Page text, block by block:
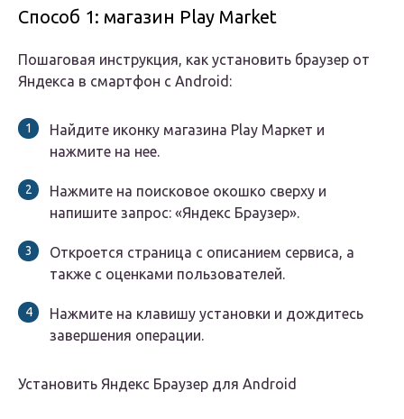
Способ 1: магазин Play Market
Пошаговая инструкция, как установить браузер от
Яндекса в смартфон с Android:
Найдите иконку магазина Play Маркет и
нажмите на нее.
Нажмите на поисковое окошко сверху и
напишите запрос: «Яндекс Браузер».
Откроется страница с описанием сервиса, а
также с оценками пользователей.
Нажмите на клавишу установки и дождитесь
завершения операции.
Установить Яндекс Браузер для Android